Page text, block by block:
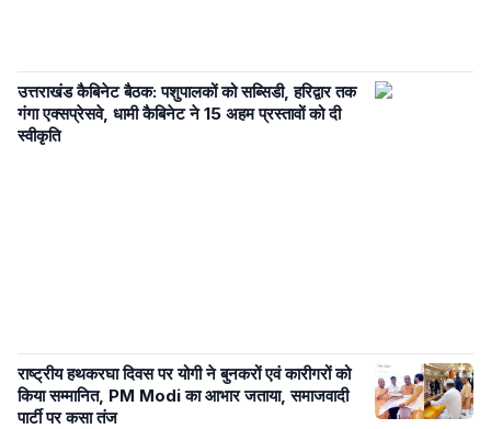
उत्तराखंड कैबिनेट बैठक: पशुपालकों को सब्सिडी, हरिद्वार तक
गंगा एक्सप्रेसवे, धामी कैबिनेट ने 15 अहम प्रस्तावों को दी
स्वीकृति
राष्ट्रीय हथकरघा दिवस पर योगी ने बुनकरों एवं कारीगरों को
किया सम्मानित, PM Modi का आभार जताया, समाजवादी
पार्टी पर कसा तंज